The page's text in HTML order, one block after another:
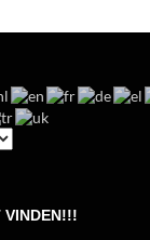
VINDEN!!!